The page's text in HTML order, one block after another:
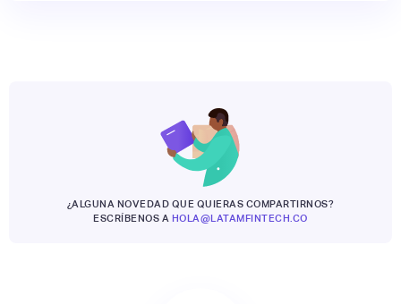
¿ALGUNA NOVEDAD QUE QUIERAS COMPARTIRNOS?
ESCRÍBENOS A HOLA@LATAMFINTECH.CO